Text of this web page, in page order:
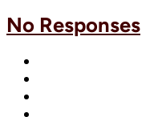
No Responses